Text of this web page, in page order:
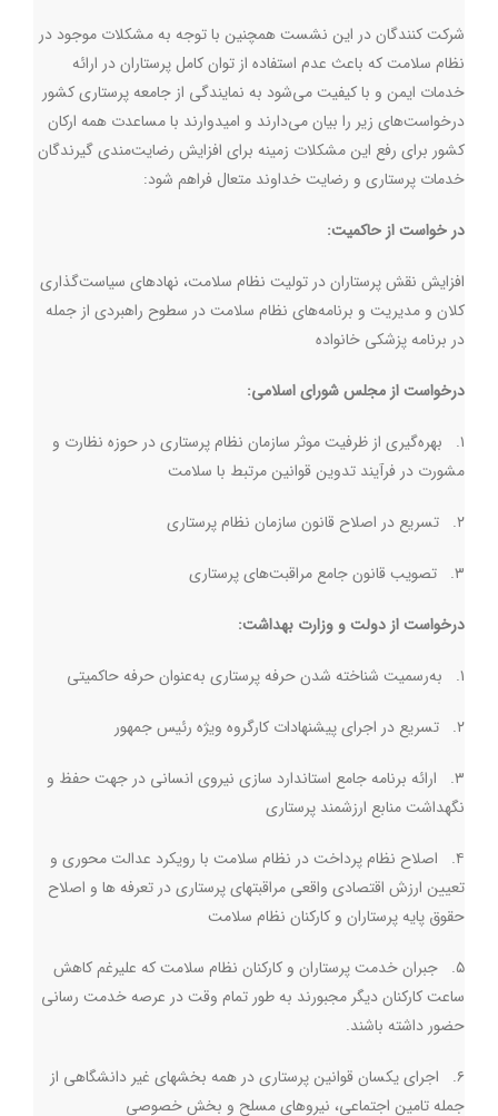
شرکت کنندگان در این نشست همچنین با توجه به مشکلات موجود در
نظام سلامت که باعث عدم استفاده از توان کامل پرستاران در ارائه
خدمات ایمن و با کیفیت می‌شود به نمایندگی از جامعه پرستاری کشور
درخواست‌های زیر را بیان می‌دارند و امیدوارند با مساعدت همه ارکان
کشور برای رفع این مشکلات زمینه برای افزایش رضایت‌مندی گیرندگان
خدمات پرستاری و رضایت خداوند متعال فراهم شود:
در خواست از حاکمیت:
افزایش نقش پرستاران در تولیت نظام سلامت، نهادهای سیاست‌گذاری
کلان و مدیریت و برنامه‌های نظام سلامت در سطوح راهبردی از جمله
در برنامه پزشکی خانواده
درخواست از مجلس شورای اسلامی:
۱. بهره‌گیری از ظرفیت موثر سازمان نظام پرستاری در حوزه نظارت و
مشورت در فرآیند تدوین قوانین مرتبط با سلامت
۲. تسریع در اصلاح قانون سازمان نظام پرستاری
۳. تصویب قانون جامع مراقبت‌های پرستاری
درخواست از دولت و وزارت بهداشت:
۱. به‌رسمیت شناخته شدن حرفه پرستاری به‌عنوان حرفه حاکمیتی
۲. تسریع در اجرای پیشنهادات کارگروه ویژه رئیس جمهور
۳. ارائه برنامه جامع استاندارد سازی نیروی انسانی در جهت حفظ و
نگهداشت منابع ارزشمند پرستاری
۴. اصلاح نظام پرداخت در نظام سلامت با رویکرد عدالت محوری و
تعیین ارزش اقتصادی واقعی مراقبتهای پرستاری در تعرفه ها و اصلاح
حقوق پایه پرستاران و کارکنان نظام سلامت
۵. جبران خدمت پرستاران و کارکنان نظام سلامت که علیرغم کاهش
ساعت کارکنان دیگر مجبورند به طور تمام وقت در عرصه خدمت رسانی
حضور داشته باشند.
۶. اجرای یکسان قوانین پرستاری در همه بخشهای غیر دانشگاهی از
جمله تامین اجتماعی، نیروهای مسلح و بخش خصوصی